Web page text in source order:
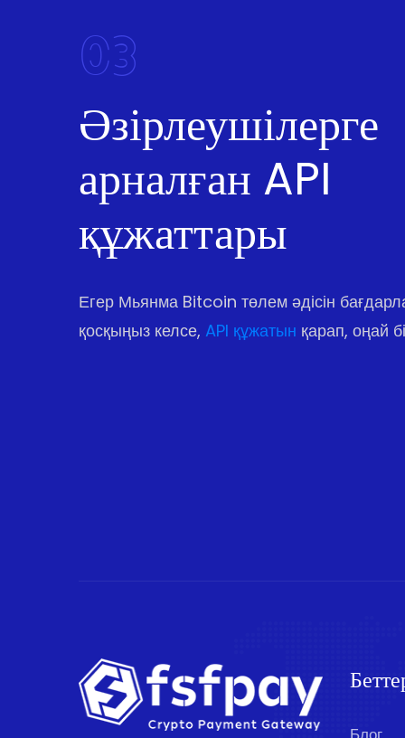
03
Әзірлеушілерге
арналған API
құжаттары
Егер Мьянма Bitcoin төлем әдісін
қосқыңыз келсе, API құжатын қарап, оңай